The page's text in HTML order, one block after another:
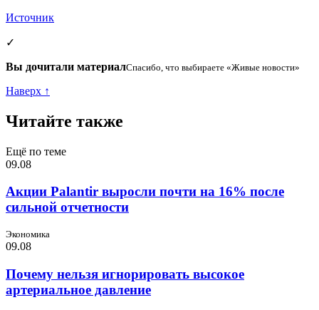
Источник
✓
Вы дочитали материалСпасибо, что выбираете «Живые новости»
Наверх ↑
Читайте также
Ещё по теме
09.08
Акции Palantir выросли почти на 16% после
сильной отчетности
Экономика
09.08
Почему нельзя игнорировать высокое
артериальное давление